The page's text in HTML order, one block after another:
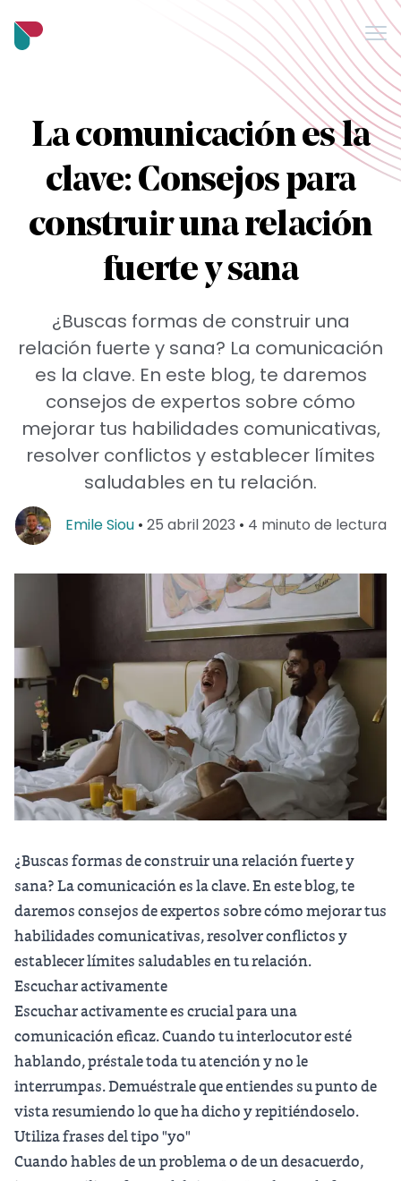
Quiénes somos
Support
Preguntas frecuentes
Manténgase informado
La comunicación es la
clave: Consejos para
construir una relación
fuerte y sana
¿Buscas formas de construir una
relación fuerte y sana? La comunicación
es la clave. En este blog, te daremos
consejos de expertos sobre cómo
mejorar tus habilidades comunicativas,
resolver conflictos y establecer límites
saludables en tu relación.
Emile Siou• 25 abril 2023 • 4 minuto de lectura
¿Buscas formas de construir una relación fuerte y
sana? La comunicación es la clave. En este blog, te
daremos consejos de expertos sobre cómo mejorar tus
habilidades comunicativas, resolver conflictos y
establecer límites saludables en tu relación.
Escuchar activamente
Escuchar activamente es crucial para una
comunicación eficaz. Cuando tu interlocutor esté
hablando, préstale toda tu atención y no le
interrumpas. Demuéstrale que entiendes su punto de
vista resumiendo lo que ha dicho y repitiéndoselo.
Utiliza frases del tipo "yo"
Cuando hables de un problema o de un desacuerdo,